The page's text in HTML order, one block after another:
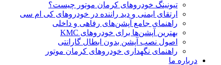
تیونینگ خودروهای کرمان موتور چیست؟
ارتقای ایمنی و دید راننده در خودروهای کی ام سی
راهنمای جامع آپشن‌های رفاهی و داخلی
بهترین آپشن‌ها برای خودروهای KMC
اصول نصب آپشن بدون ابطال گارانتی
راهنمای نگهداری خودروهای کرمان موتور
درباره ما